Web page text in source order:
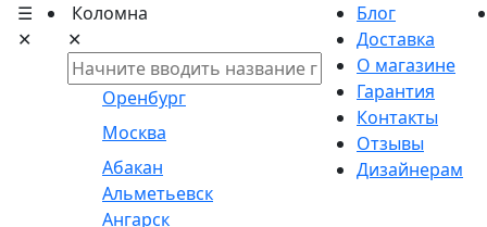
☰
✕
Коломна
✕
Оренбург
Москва
Абакан
Альметьевск
Ангарск
Блог
Доставка
О магазине
Гарантия
Контакты
Отзывы
Дизайнерам